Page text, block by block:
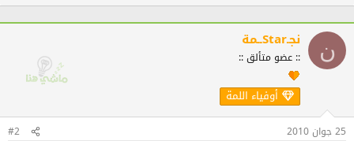
n
b
y ن نجـStarــمة
:: عضو متألق ::
أوفياء اللمة
25 جوان 2010 #2